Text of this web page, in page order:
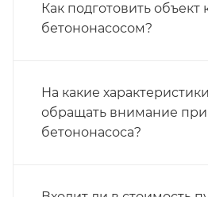
Как подготовить объект
бетононасосом?
На какие
обращать внимание
бетононасоса?